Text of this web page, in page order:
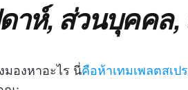
าห์, ส่วนบุคคล,
มองหาอะไร นี่คือห้าเทมเพลตสเป